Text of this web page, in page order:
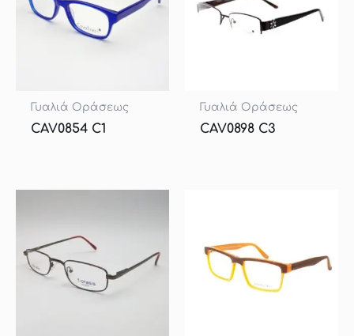
Γυαλιά Οράσεως
CAV0854 C1
Γυαλιά Οράσεως
CAV0898 C3